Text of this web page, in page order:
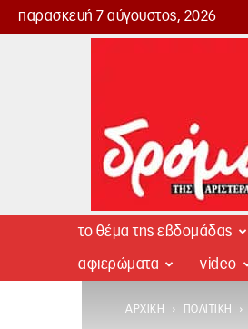
παρασκευή 7 αύγουστος, 2026
Δρόμος
το θέμα της εβδομάδας
αφιερώματα video
ΑΡΧΙΚΉ ΠΟΛΙΤΙΚΉ